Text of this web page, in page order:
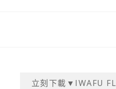
立刻下載▼IWAFU